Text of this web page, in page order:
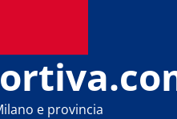
e provincia